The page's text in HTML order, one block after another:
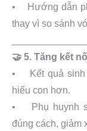
• Hướng dẫn
thay vì so sánh
🤝 5. Tăng kết
• Kết quả sinh
hiểu con hơn.
• Phụ huynh
đúng cách, giảm